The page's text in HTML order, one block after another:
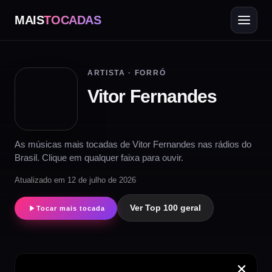
MAISTOCADAS
ARTISTA · FORRÓ
Vitor Fernandes
As músicas mais tocadas de Vitor Fernandes nas rádios do
Brasil. Clique em qualquer faixa para ouvir.
Atualizado em 12 de julho de 2026
Tocar mais tocada Ver Top 100 geral